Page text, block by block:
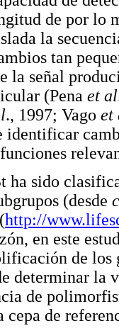
de por lo
la
tan
la señal
(Pena et al
., 1997; Vago et
identificar
ha sido
(desde
http://
en este
de los
determinar la
de
cepa de